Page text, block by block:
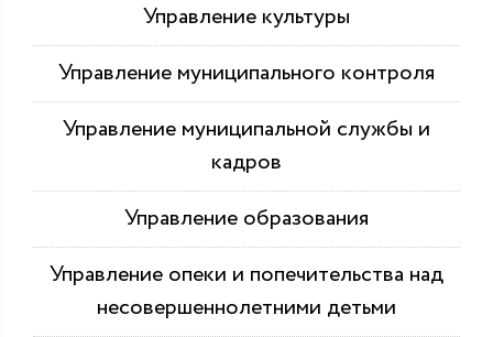
Управление культуры
Управление муниципального контроля
Управление муниципальной службы и
кадров
Управление образования
Управление опеки и попечительства над
несовершеннолетними детьми